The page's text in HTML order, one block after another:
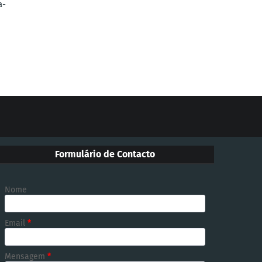
Formulário de Contacto
Nome
Email *
Mensagem *